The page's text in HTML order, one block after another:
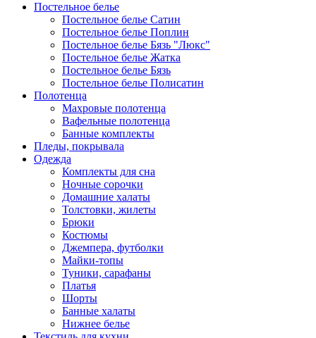
Постельное белье
Постельное белье Сатин
Постельное белье Поплин
Постельное белье Бязь "Люкс"
Постельное белье Жатка
Постельное белье Бязь
Постельное белье Полисатин
Полотенца
Махровые полотенца
Вафельные полотенца
Банные комплекты
Пледы, покрывала
Одежда
Комплекты для сна
Ночные сорочки
Домашние халаты
Толстовки, жилеты
Брюки
Костюмы
Джемпера, футболки
Майки-топы
Туники, сарафаны
Платья
Шорты
Банные халаты
Нижнее белье